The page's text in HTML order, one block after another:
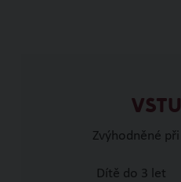
Zvýhodněné
Dítě do 3 let